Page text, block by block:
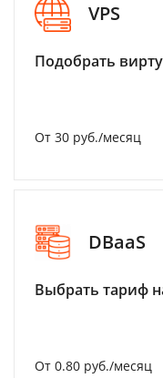
VPS
Подобрать
От 30 руб./месяц
DBaaS
Выбрать тариф
От 0.80 руб./месяц